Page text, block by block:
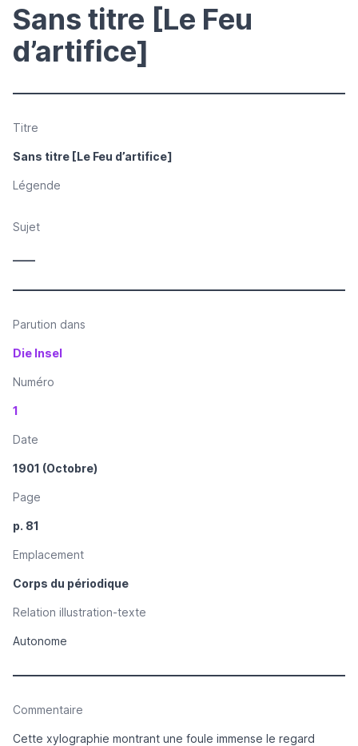
Sans titre [Le Feu
d’artifice]
Titre
Sans titre [Le Feu d’artifice]
Légende
Sujet
Parution dans
Die Insel
Numéro
1
Date
1901 (Octobre)
Page
p. 81
Emplacement
Corps du périodique
Relation illustration-texte
Autonome
Commentaire
Cette xylographie montrant une foule immense le regard